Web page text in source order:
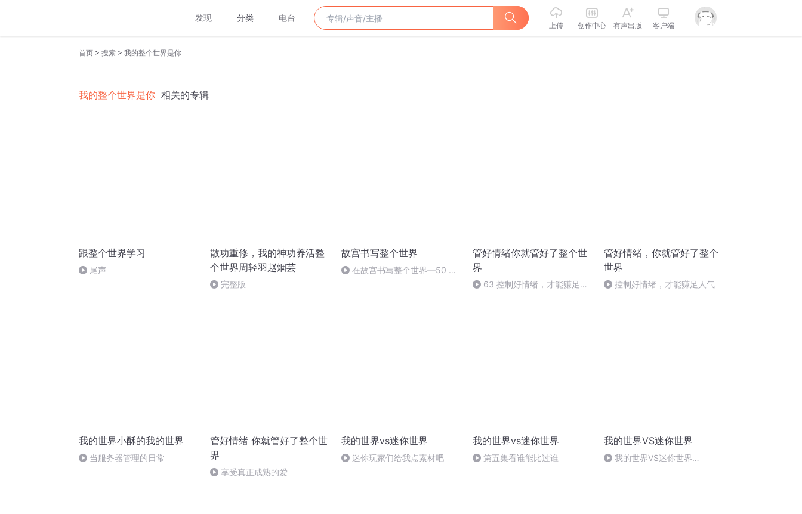
发现 分类 电台
上传 创作中心 有声出版 客户端
首页 > 搜索 > 我的整个世界是你
我的整个世界是你 相关的专辑
跟整个世界学习
尾声
散功重修，我的神功养活整
个世界周轻羽赵烟芸
完整版
故宫书写整个世界
在故宫书写整个世界—50 完
管好情绪你就管好了整个世
界
63 控制好情绪，才能赚足人
管好情绪，你就管好了整个
世界
控制好情绪，才能赚足人气
我的世界小酥的我的世界
当服务器管理的日常
管好情绪 你就管好了整个世
界
享受真正成熟的爱
我的世界vs迷你世界
迷你玩家们给我点素材吧
我的世界vs迷你世界
第五集看谁能比过谁
我的世界VS迷你世界
我的世界VS迷你世界